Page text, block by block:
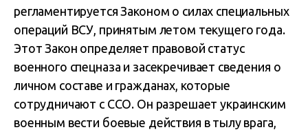
регламентируется Законом о силах специальных
операций ВСУ, принятым летом текущего года.
Этот Закон определяет правовой статус
военного спецназа и засекречивает сведения о
личном составе и гражданах, которые
сотрудничают с ССО. Он разрешает украинским
военным вести боевые действия в тылу врага,